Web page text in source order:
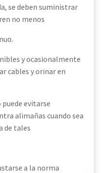
se deben suministrar
no menos
y ocasionalmente
cables y orinar en
evitarse
alimañas cuando sea
de tales
a la norma